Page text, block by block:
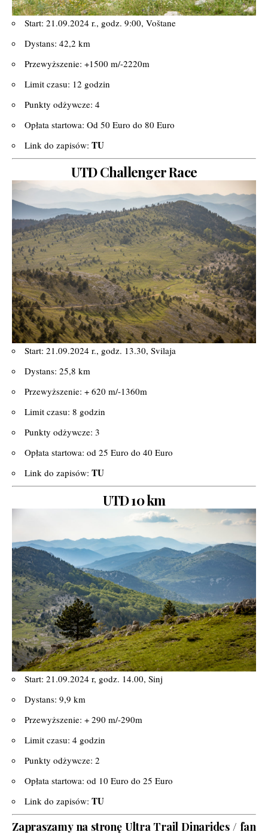
Start: 21.09.2024 r., godz. 9:00, Voštane
Dystans: 42,2 km
Przewyższenie: +1500 m/-2220m
Limit czasu: 12 godzin
Punkty odżywcze: 4
Opłata startowa: Od 50 Euro do 80 Euro
Link do zapisów: TU
UTD Challenger Race
Start: 21.09.2024 r., godz. 13.30, Svilaja
Dystans: 25,8 km
Przewyższenie: + 620 m/-1360m
Limit czasu: 8 godzin
Punkty odżywcze: 3
Opłata startowa: od 25 Euro do 40 Euro
Link do zapisów: TU
UTD 10 km
Start: 21.09.2024 r, godz. 14.00, Sinj
Dystans: 9,9 km
Przewyższenie: + 290 m/-290m
Limit czasu: 4 godzin
Punkty odżywcze: 2
Opłata startowa: od 10 Euro do 25 Euro
Link do zapisów: TU
Zapraszamy na stronę Ultra Trail Dinarides/ fan